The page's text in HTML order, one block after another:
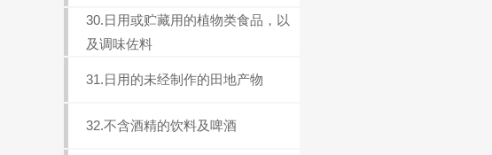
30.日用或贮藏用的植物类食品，以
及调味佐料
31.日用的未经制作的田地产物
32.不含酒精的饮料及啤酒